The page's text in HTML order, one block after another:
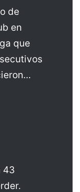
de
en
que
43